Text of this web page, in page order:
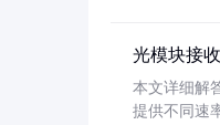
光模块接
本文详细解
提供不同速